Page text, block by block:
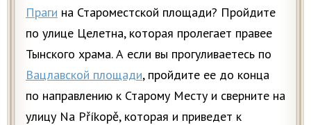
Праги на Староместской площади? Пройдите
по улице Целетна, которая пролегает правее
Тынского храма. А если вы прогуливаетесь по
Вацлавской площади, пройдите ее до конца
по направлению к Старому Месту и сверните на
улицу Na Příkopě, которая и приведет к